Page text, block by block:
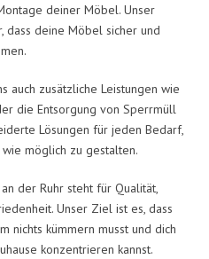
deiner Möbel. Unser
dass deine Möbel sicher und
auch zusätzliche Leistungen wie
die Entsorgung von Sperrmüll
Lösungen für jeden Bedarf,
möglich zu gestalten.
der Ruhr steht für Qualität,
Unser Ziel ist es, dass
nichts kümmern musst und dich
konzentrieren kannst.